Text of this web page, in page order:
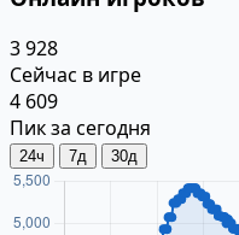
3 928
Сейчас в игре
4 609
Пик за сегодня
24ч 7д 30д